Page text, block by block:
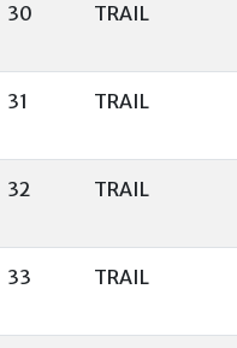
30 TRAIL
31 TRAIL
32 TRAIL
33 TRAIL